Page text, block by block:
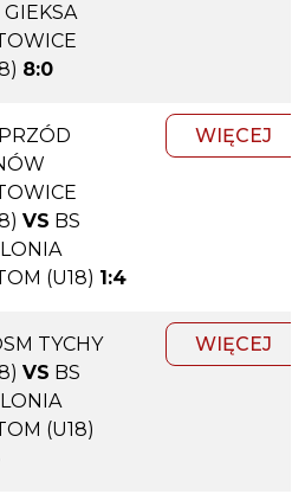
8:0
VS BS
(U18) 1:4
WIĘCEJ
TYCHY
VS BS
(U18)
WIĘCEJ